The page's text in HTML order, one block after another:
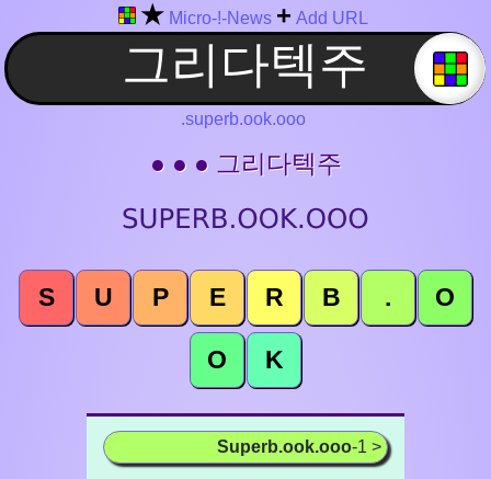
★ Micro-!-News + Add URL
.superb.ook.ooo
● ● ● 그리다텍주
S U P E R B . O
O K
Superb.ook.ooo-1 >